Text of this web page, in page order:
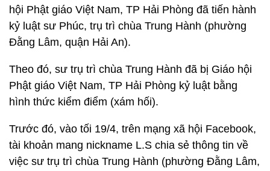
hội Phật giáo Việt Nam, TP Hải Phòng đã tiến hành
kỷ luật sư Phúc, trụ trì chùa Trung Hành (phường
Đằng Lâm, quận Hải An).
Theo đó, sư trụ trì chùa Trung Hành đã bị Giáo hội
Phật giáo Việt Nam, TP Hải Phòng kỷ luật bằng
hình thức kiểm điểm (xám hối).
Trước đó, vào tối 19/4, trên mạng xã hội Facebook,
tài khoản mang nickname L.S chia sẻ thông tin về
việc sư trụ trì chùa Trung Hành (phường Đằng Lâm,